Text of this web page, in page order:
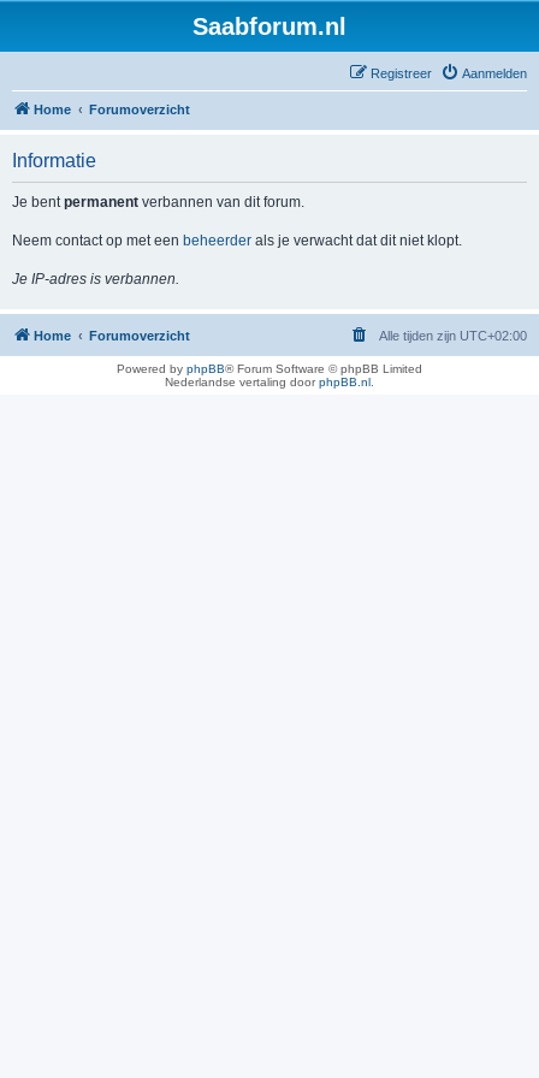
Saabforum.nl
Aanmelden
Registreer
Home Forumoverzicht
Informatie
Je bentpermanent verbannen van dit forum.
Neem contact op met een beheerder als je verwacht dat dit niet klopt.
Je IP-adres is verbannen.
Home Forumoverzicht Alle tijden zijn UTC+02:00
Powered by phpBB® Forum Software © phpBB Limited
Nederlandse vertaling doorphpBB.nl